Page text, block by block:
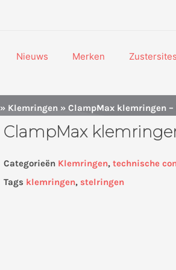
Nieuws Merken Zustersites
» Klemringen » ClampMax klemringen –
ClampMax
Categorieën Klemringen, technische
Tags klemringen, stelringen